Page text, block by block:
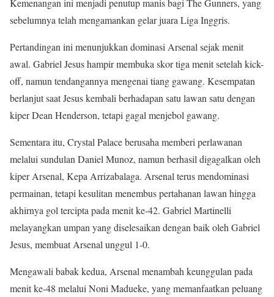
Kemenangan ini menjadi penutup manis bagi The Gunners, yang
sebelumnya telah mengamankan gelar juara Liga Inggris.
Pertandingan ini menunjukkan dominasi Arsenal sejak menit
awal. Gabriel Jesus hampir membuka skor tiga menit setelah kick-
off, namun tendangannya mengenai tiang gawang. Kesempatan
berlanjut saat Jesus kembali berhadapan satu lawan satu dengan
kiper Dean Henderson, tetapi gagal menjebol gawang.
Sementara itu, Crystal Palace berusaha memberi perlawanan
melalui sundulan Daniel Munoz, namun berhasil digagalkan oleh
kiper Arsenal, Kepa Arrizabalaga. Arsenal terus mendominasi
permainan, tetapi kesulitan menembus pertahanan lawan hingga
akhirnya gol tercipta pada menit ke-42. Gabriel Martinelli
melayangkan umpan yang diselesaikan dengan baik oleh Gabriel
Jesus, membuat Arsenal unggul 1-0.
Mengawali babak kedua, Arsenal menambah keunggulan pada
menit ke-48 melalui Noni Madueke, yang memanfaatkan peluang